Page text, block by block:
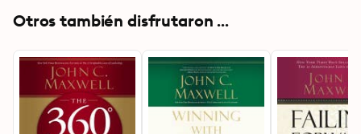
Otros también disfrutaron ...